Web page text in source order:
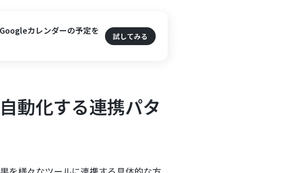
カレンダーの予定を
試してみる
動化する連携パタ